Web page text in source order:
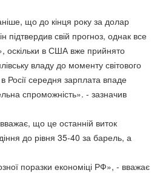
що до кінця року за долар
підтвердив свій прогноз, однак все
оскільки в США вже прийнято
владу до моменту світового
Росії середня зарплата впаде
спроможність». - зазначив
що це останній виток
до рівня 35-40 за барель, а
поразки економіці РФ», - вважає